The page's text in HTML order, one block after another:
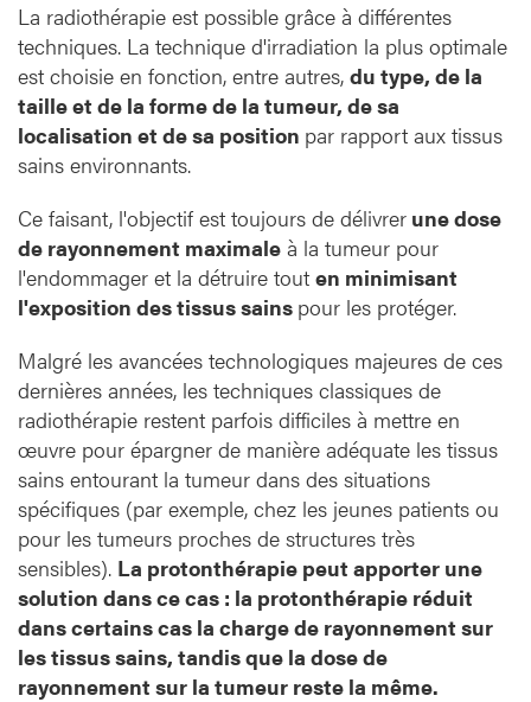
La radiothérapie est possible grâce à différentes
techniques. La technique d'irradiation la plus optimale
est choisie en fonction, entre autres, du type, de la
taille et de la forme de la tumeur, de sa
localisation et de sa position par rapport aux tissus
sains environnants.
Ce faisant, l'objectif est toujours de délivrer une dose
de rayonnement maximale à la tumeur pour
l'endommager et la détruire tout en minimisant
l'exposition des tissus sains pour les protéger.
Malgré les avancées technologiques majeures de ces
dernières années, les techniques classiques de
radiothérapie restent parfois difficiles à mettre en
œuvre pour épargner de manière adéquate les tissus
sains entourant la tumeur dans des situations
spécifiques (par exemple, chez les jeunes patients ou
pour les tumeurs proches de structures très
sensibles). La protonthérapie peut apporter une
solution dans ce cas : la protonthérapie réduit
dans certains cas la charge de rayonnement sur
les tissus sains, tandis que la dose de
rayonnement sur la tumeur reste la même.